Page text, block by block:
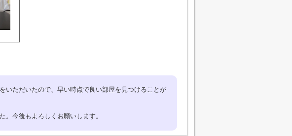
いただいたので、早い時点で良い部屋を見つけることが
。今後もよろしくお願いします。